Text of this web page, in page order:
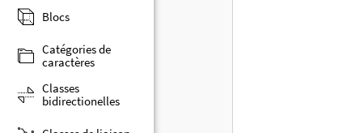
Blocs
Catégories de
caractères
Classes
bidirectionelles